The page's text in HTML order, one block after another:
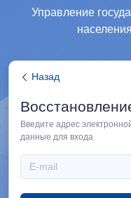
Управление
Назад
Введите адрес
данные для входа